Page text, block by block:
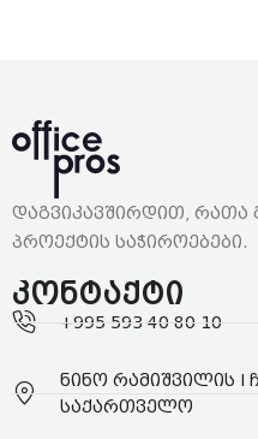
დაგვიკავშირდით, რათა
პროექტის საჭიროებები.
კონტაქტი
+995 593 40 80 10
ნინო რამიშვილის I
საქართველო